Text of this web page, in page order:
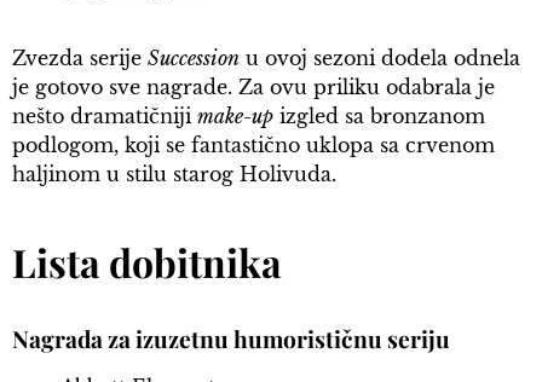
Zvezda serije Succession u ovoj sezoni dodela odnela
je gotovo sve nagrade. Za ovu priliku odabrala je
nešto dramatičniji make-up izgled sa bronzanom
podlogom, koji se fantastično uklopa sa crvenom
haljinom u stilu starog Holivuda.
Lista dobitnika
Nagrada za izuzetnu humorističnu seriju